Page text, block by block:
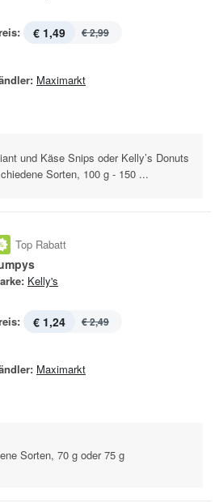
€ 1,49 € 2,99
Maximarkt
und Käse Snips oder Kelly’s Donuts
Sorten, 100 g - 150 ...
Top Rabatt
Kelly's
€ 1,24 € 2,49
Maximarkt
Sorten, 70 g oder 75 g